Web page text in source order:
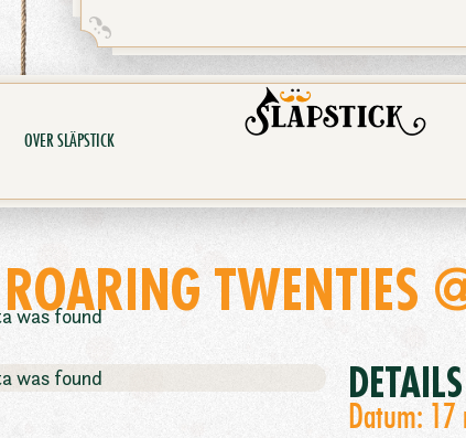
OVER SLÄPSTICK
ROARING TWENTIES
Datum: 17
was found
was found